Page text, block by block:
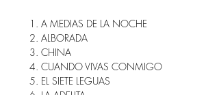
A MEDIAS DE LA NOCHE
ALBORADA
CHINA
CUANDO VIVAS CONMIGO
EL SIETE LEGUAS
LA ADELITA